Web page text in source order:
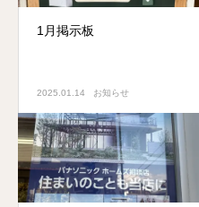
1月掲示板
2025.01.14 お知らせ